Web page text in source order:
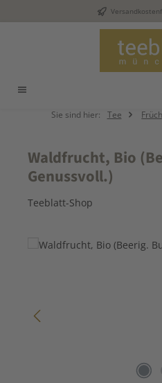
Zum Hauptinhalt springen
Sie sind hier: Tee
Waldfrucht, Bio
Genussvoll.)
Teeblatt-Shop
Bildergalerie überspringen